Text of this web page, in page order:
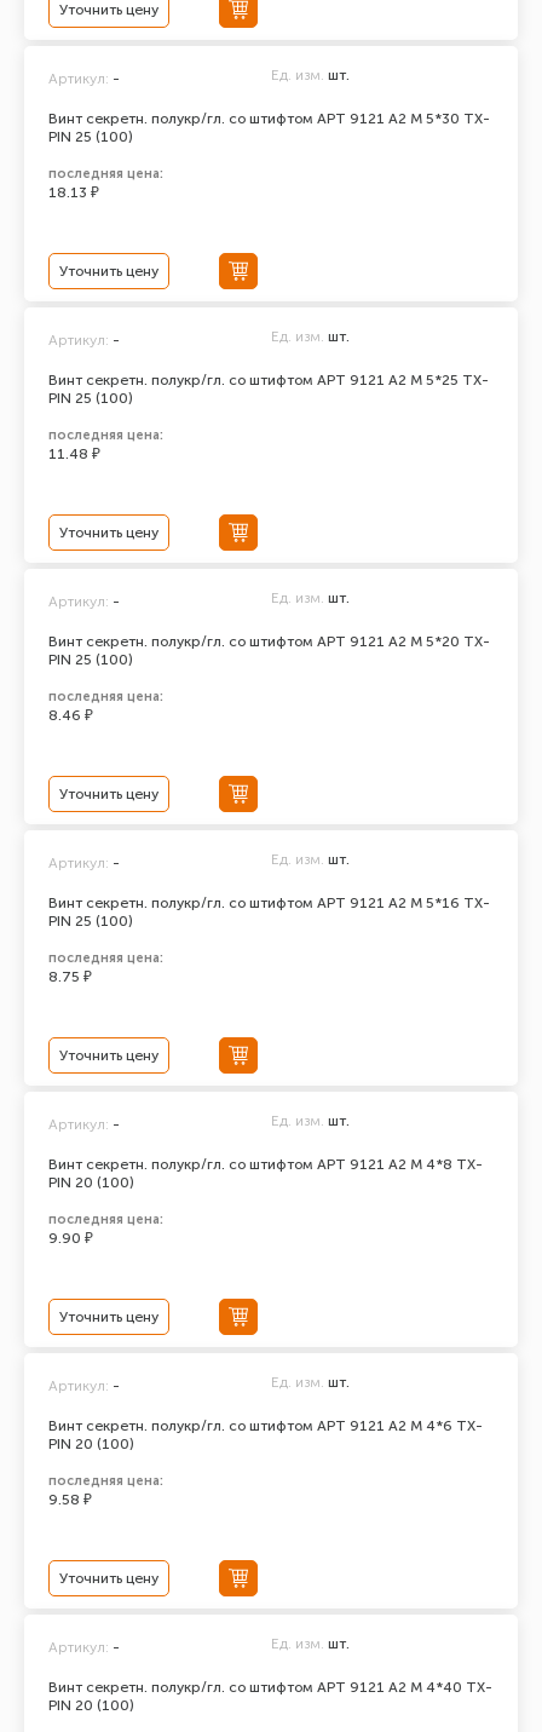
Уточнить цену
Винт секретн. полукр/гл. со штифтом АРТ 9121 А2 M 5*30 TX-
PIN 25 (100)
Артикул: - Ед. изм. шт.
последняя цена:
18.13 ₽
Уточнить цену
Винт секретн. полукр/гл. со штифтом АРТ 9121 А2 M 5*25 TX-
PIN 25 (100)
Артикул: - Ед. изм. шт.
последняя цена:
11.48 ₽
Уточнить цену
Винт секретн. полукр/гл. со штифтом АРТ 9121 А2 M 5*20 TX-
PIN 25 (100)
Артикул: - Ед. изм. шт.
последняя цена:
8.46 ₽
Уточнить цену
Винт секретн. полукр/гл. со штифтом АРТ 9121 А2 M 5*16 TX-
PIN 25 (100)
Артикул: - Ед. изм. шт.
последняя цена:
8.75 ₽
Уточнить цену
Винт секретн. полукр/гл. со штифтом АРТ 9121 А2 M 4*8 TX-
PIN 20 (100)
Артикул: - Ед. изм. шт.
последняя цена:
9.90 ₽
Уточнить цену
Винт секретн. полукр/гл. со штифтом АРТ 9121 А2 M 4*6 TX-
PIN 20 (100)
Артикул: - Ед. изм. шт.
последняя цена:
9.58 ₽
Уточнить цену
Винт секретн. полукр/гл. со штифтом АРТ 9121 А2 M 4*40 TX-
PIN 20 (100)
Артикул: - Ед. изм. шт.